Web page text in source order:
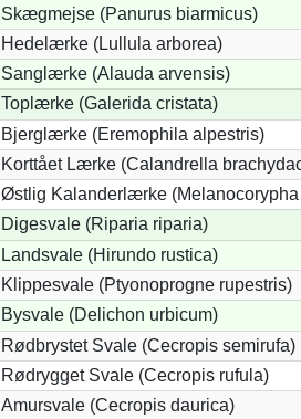
Skægmejse (Panurus biarmicus)
Hedelærke (Lullula arborea)
Sanglærke (Alauda arvensis)
Toplærke (Galerida cristata)
Bjerglærke (Eremophila alpestris)
Korttået Lærke (Calandrella
Østlig Kalanderlærke (Melanocorypha
Digesvale (Riparia riparia)
Landsvale (Hirundo rustica)
Klippesvale (Ptyonoprogne rupestris)
Bysvale (Delichon urbicum)
Rødbrystet Svale (Cecropis semirufa)
Rødrygget Svale (Cecropis rufula)
Amursvale (Cecropis daurica)